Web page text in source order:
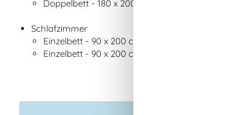
Doppelbett - 180 x 200 cm
Schlafzimmer
Einzelbett - 90 x 200 cm
Einzelbett - 90 x 200 cm